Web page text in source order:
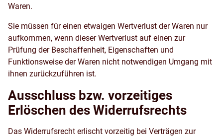
Waren.
Sie müssen für einen etwaigen Wertverlust der Waren nur
aufkommen, wenn dieser Wertverlust auf einen zur
Prüfung der Beschaffenheit, Eigenschaften und
Funktionsweise der Waren nicht notwendigen Umgang mit
ihnen zurückzuführen ist.
Ausschluss bzw. vorzeitiges
Erlöschen des Widerrufsrechts
Das Widerrufsrecht erlischt vorzeitig bei Verträgen zur